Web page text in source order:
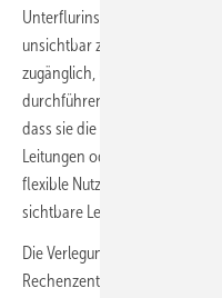
Unterflurinstallationen dienen
unsichtbar zu verlegen.
zugänglich, um
durchführen zu können.
dass sie die Ästhetik eines
Leitungen oder Rohre an der
flexible Nutzung des
sichtbare Leitungen entstehen.
Die Verlegung im
Rechenzentren eine